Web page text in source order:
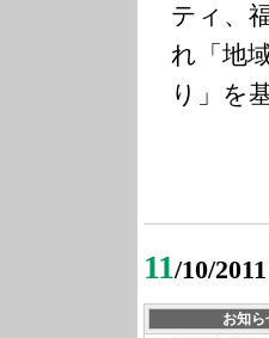
ティ、
れ「地
り」を
11/10/2011
お知ら